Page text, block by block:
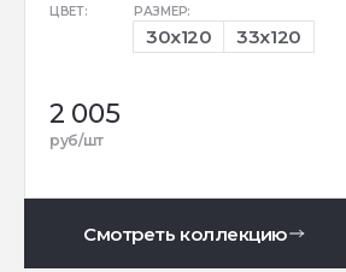
ЦВЕТ: РАЗМЕР:
30x120 33x120
2 005
руб/шт
Смотреть коллекцию